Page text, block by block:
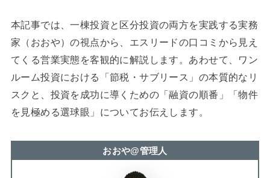
本記事では、一棟投資と区分投資の両方を実践する実務
家（おおや）の視点から、エスリードの口コミから見え
てくる営業実態を客観的に解説します。あわせて、ワン
ルーム投資における「節税・サブリース」の本質的なリ
スクと、投資を成功に導くための「融資の順番」「物件
を見極める選球眼」についてお伝えします。
おおや@管理人